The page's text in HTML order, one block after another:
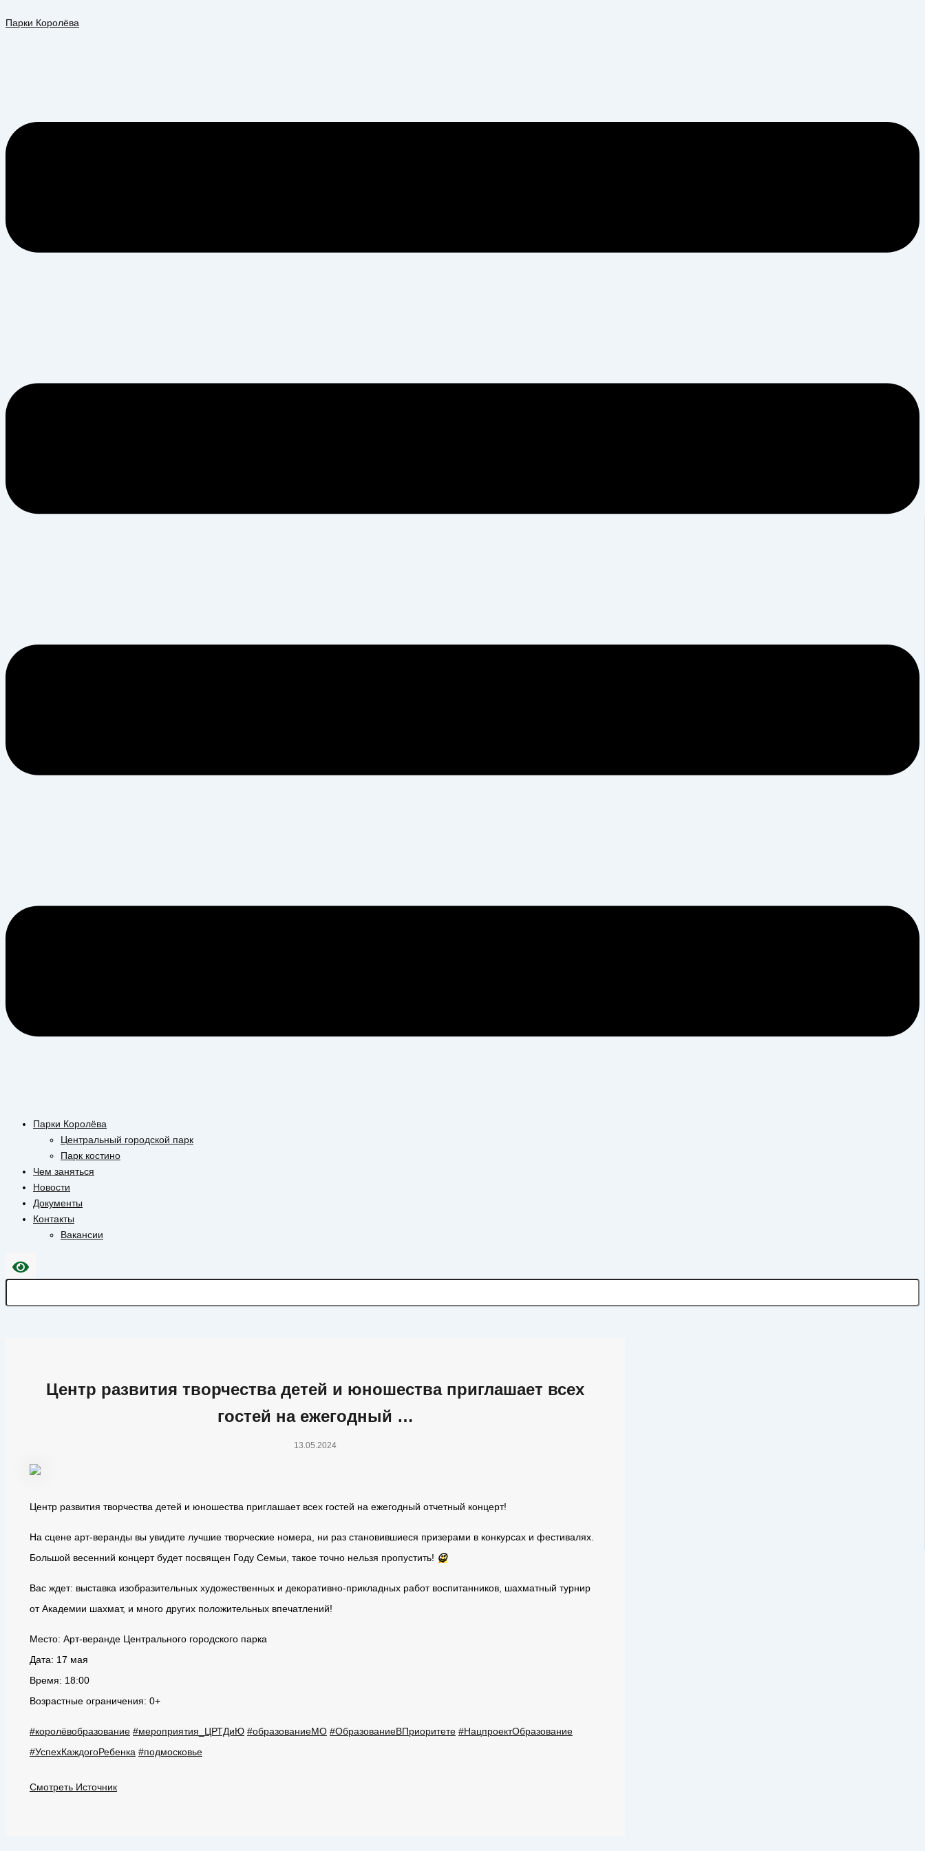
кПарки Королёва
Парки Королёва
Центральный городской парк
Парк костино
Чем заняться
Новости
Документы
Контакты
Вакансии
Центр развития творчества детей и юношества приглашает всех
гостей на ежегодный …
13.05.2024
Центр развития творчества детей и юношества приглашает всех гостей на ежегодный отчетный концерт!
На сцене арт-веранды вы увидите лучшие творческие номера, ни раз становившиеся призерами в конкурсах и фестивалях.
Большой весенний концерт будет посвящен Году Семьи, такое точно нельзя пропустить! 😉
Вас ждет: выставка изобразительных художественных и декоративно-прикладных работ воспитанников, шахматный турнир
от Академии шахмат, и много других положительных впечатлений!
Место: Арт-веранде Центрального городского парка
Дата: 17 мая
Время: 18:00
Возрастные ограничения: 0+
#королёвобразование #мероприятия_ЦРТДиЮ #образованиеМО #ОбразованиеВПриоритете #НацпроектОбразование
#УспехКаждогоРебенка #подмосковье
Смотреть Источник